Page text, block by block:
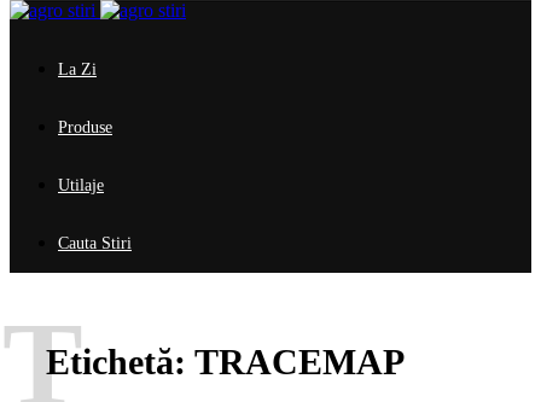
La Zi
Produse
Utilaje
Cauta Stiri
Etichetă: TRACEMAP
T